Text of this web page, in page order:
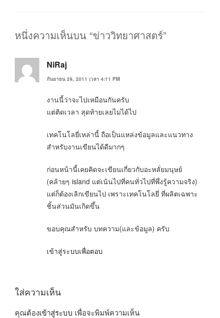
หนึ่งความเห็นบน “ข่าววิทยาศาสตร์”
NiRaj
กันยายน 29, 2011 เวลา 4:11 PM
งานนี้ว่าจะไปเหมือนกันครับ
แต่ติดเวลา สุดท้ายเลยไม่ได้ไป
เทคโนโลยี่เหล่านี้ ถือเป็นแหล่งข้อมูลและแนวทาง
สำหรับงานเขียนได้ดีมากๆ
ก่อนหน้านี้เคยคิดจะเขียนเกี่ยวกับอะหลั่ยมนุษย์
(คล้ายๆ island แต่เน้นไปที่คนทั่วไปที่พึ่งรู้ความจริง)
แต่ก็ต้องเลิกเขียนไป เพราะเทคโนโลยี่ ที่ผลิตเฉพาะ
ชิ้นส่วนมันเกิดขึ้น
ขอบคุณสำหรับ บทความ(และข้อมูล) ครับ
เข้าสู่ระบบเพื่อตอบ
ใส่ความเห็น
คุณต้องเข้าสู่ระบบ เพื่อจะพิมพ์ความเห็น